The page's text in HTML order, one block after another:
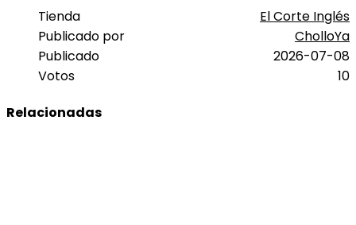
Tienda
El Corte Inglés
Publicado por
CholloYa
Publicado
2026-07-08
Votos
10
Relacionadas